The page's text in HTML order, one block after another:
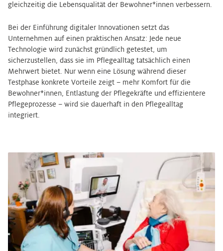
gleichzeitig die Lebensqualität der Bewohner*innen verbessern.
Bei der Einführung digitaler Innovationen setzt das
Unternehmen auf einen praktischen Ansatz: Jede neue
Technologie wird zunächst gründlich getestet, um
sicherzustellen, dass sie im Pflegealltag tatsächlich einen
Mehrwert bietet. Nur wenn eine Lösung während dieser
Testphase konkrete Vorteile zeigt – mehr Komfort für die
Bewohner*innen, Entlastung der Pflegekräfte und effizientere
Pflegeprozesse – wird sie dauerhaft in den Pflegealltag
integriert.